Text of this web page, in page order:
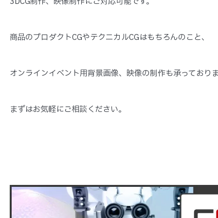
商品のプロダクトCGやテクニカルCGはもちろんのこと、
オンラインイベント用背景画像、映像の制作も承っており
まずはお気軽にご相談ください。